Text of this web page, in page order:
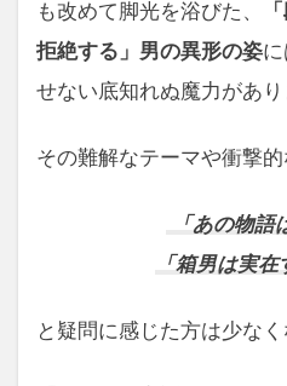
も改めて脚光を浴びた、
拒絶する」男の異形の姿
せない底知れぬ魔力があり
その難解なテーマや衝撃的
「あの物語
「箱男は実在
と疑問に感じた方は少なく